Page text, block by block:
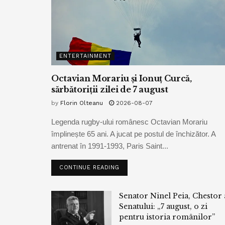
ENTERTAINMENT
Octavian Morariu și Ionuț Curcă,
sărbătoriții zilei de 7 august
by Florin Olteanu 2026-08-07
Legenda rugby-ului românesc Octavian Morariu
împlinește 65 ani. A jucat pe postul de închizător. A
antrenat în 1991-1993, Paris Saint...
CONTINUE READING
Senator Ninel Peia, Chestor
Senatului: „7 august, o zi
pentru istoria românilor”